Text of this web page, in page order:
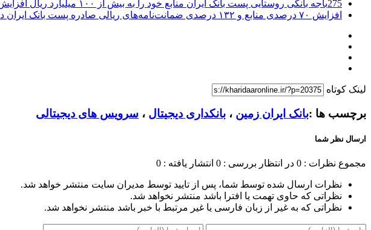
275باجه بانکی روستایی پست بانک ایران منابع خود را به بیش از ۱۰۰ میلیارد ریال افزایش دادند
افزایش ۷۰ درصدی منابع و ۱۳۲ درصدی ضمانت‌نامه‌های ریالی صادره پست بانک ایران در چهارماهه اول سال 1405
لینک کوتاه
برچسب ها :بانک ایران زمین ، بانکداری دیجیتال ، سرویس های دیجیتالی
ارسال نظر شما
مجموع نظرات : 0 در انتظار بررسی : 0 انتشار یافته : 0
نظرات ارسال شده توسط شما، پس از تایید توسط مدیران سایت منتشر خواهد شد.
نظراتی که حاوی تهمت یا افترا باشد منتشر نخواهد شد.
نظراتی که به غیر از زبان فارسی یا غیر مرتبط با خبر باشد منتشر نخواهد شد.